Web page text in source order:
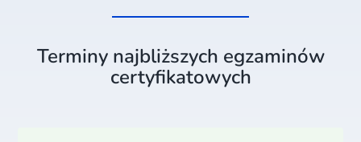
Terminy najbliższych egzaminów
certyfikatowych